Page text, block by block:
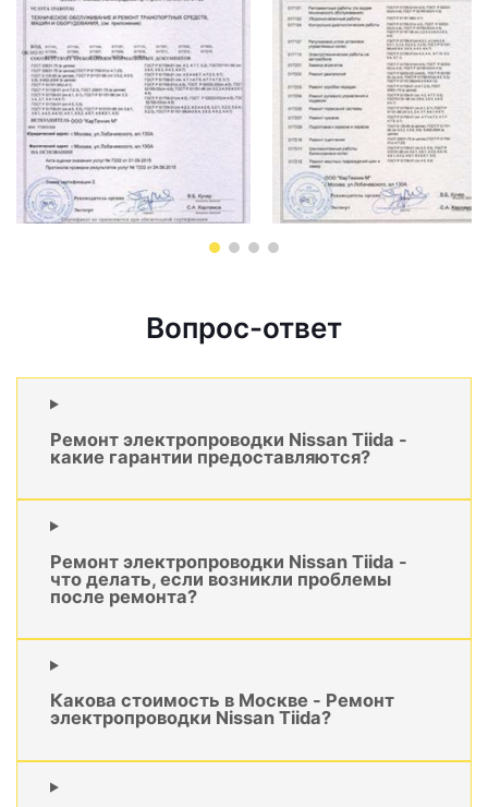
Вопрос-ответ
Ремонт электропроводки Nissan Tiida -
какие гарантии предоставляются?
Ремонт электропроводки Nissan Tiida -
что делать, если возникли проблемы
после ремонта?
Какова стоимость в Москве - Ремонт
электропроводки Nissan Tiida?